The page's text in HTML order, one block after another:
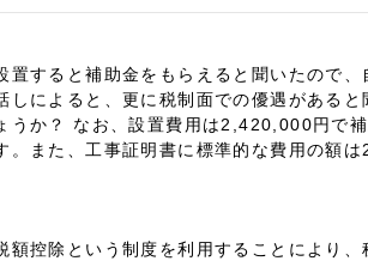
置すると補助金をもらえると聞いたので
しによると、更に税制面での優遇がある
うか？ なお、設置費用は2,420,000円で
。また、工事証明書に標準的な費用の額
額控除という制度を利用することにより、